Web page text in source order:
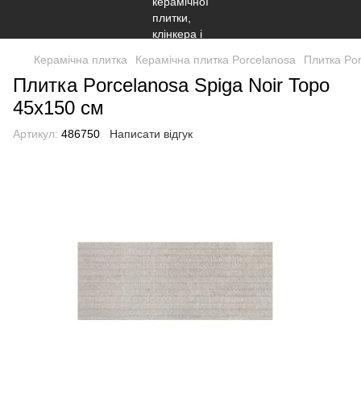
Керамічна плитка Керамічна плитка Porcelanosa Плитка
Плитка Porcelanosa Spiga Noir Topo
45x150 см
Артикул: 486750 Написати відгук